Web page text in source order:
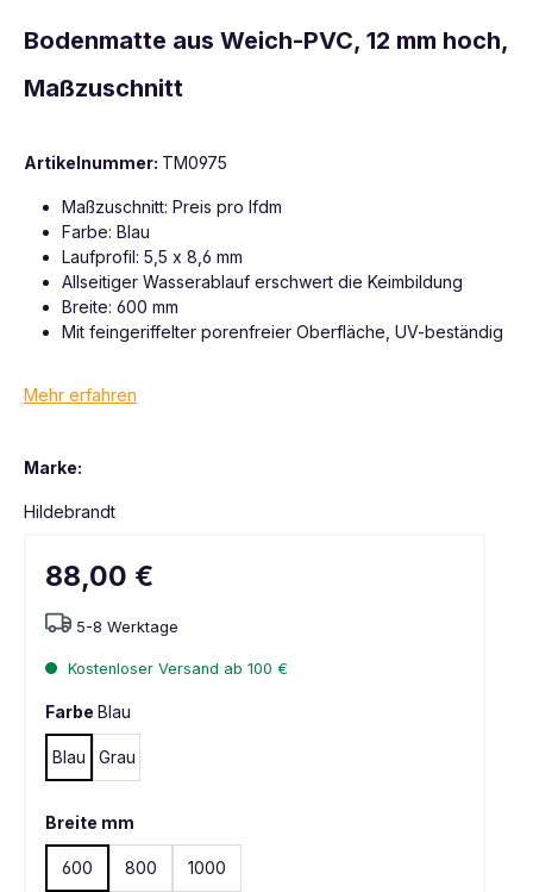
Bodenmatte aus Weich-PVC, 12 mm hoch,
Maßzuschnitt
Artikelnummer: TM0975
Maßzuschnitt: Preis pro lfdm
Farbe: Blau
Laufprofil: 5,5 x 8,6 mm
Allseitiger Wasserablauf erschwert die Keimbildung
Breite: 600 mm
Mit feingeriffelter porenfreier Oberfläche, UV-beständig
Mehr erfahren
Marke:
Hildebrandt
88,00 €
5-8 Werktage
Kostenloser Versand ab 100 €
Farbe Blau
Blau Grau
Breite mm
600 800 1000